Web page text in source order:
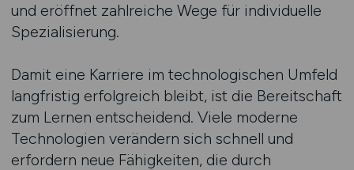
und eröffnet zahlreiche Wege für individuelle
Spezialisierung.
Damit eine Karriere im technologischen Umfeld
langfristig erfolgreich bleibt, ist die Bereitschaft
zum Lernen entscheidend. Viele moderne
Technologien verändern sich schnell und
erfordern neue Fähigkeiten, die durch